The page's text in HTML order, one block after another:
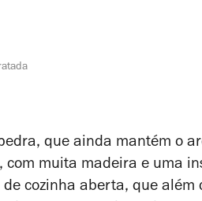
que ainda mantém o
com muita madeira e uma
cozinha aberta, que além